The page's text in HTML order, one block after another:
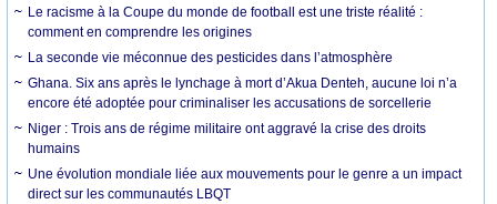
Le racisme à la Coupe du monde de football est une triste réalité :
comment en comprendre les origines
La seconde vie méconnue des pesticides dans l’atmosphère
Ghana. Six ans après le lynchage à mort d’Akua Denteh, aucune loi n’a
encore été adoptée pour criminaliser les accusations de sorcellerie
Niger : Trois ans de régime militaire ont aggravé la crise des droits
humains
Une évolution mondiale liée aux mouvements pour le genre a un impact
direct sur les communautés LBQT